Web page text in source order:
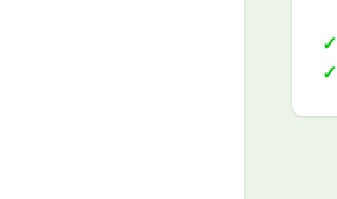
✓
✓